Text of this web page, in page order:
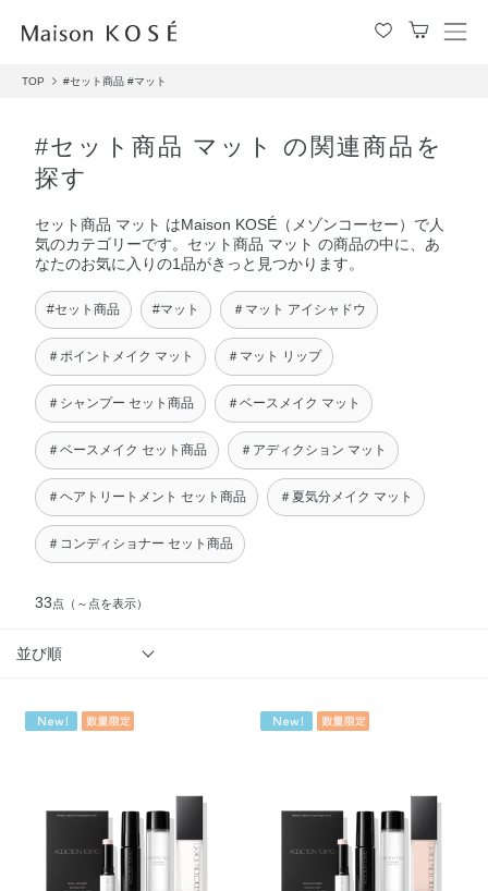
メ
TOP #セット商品 #マット
#セット商品 マット の関連商品を
探す
セット商品 マット はMaison KOSÉ（メゾンコーセー）で人
気のカテゴリーです。セット商品 マット の商品の中に、あ
なたのお気に入りの1品がきっと見つかります。
#セット商品 #マット ＃マット アイシャドウ
＃ポイントメイク マット ＃マット リップ
＃シャンプー セット商品 ＃ベースメイク マット
＃ベースメイク セット商品 ＃アディクション マット
＃ヘアトリートメント セット商品 ＃夏気分メイク マット
＃コンディショナー セット商品
33点 （～点を表示）
並び順